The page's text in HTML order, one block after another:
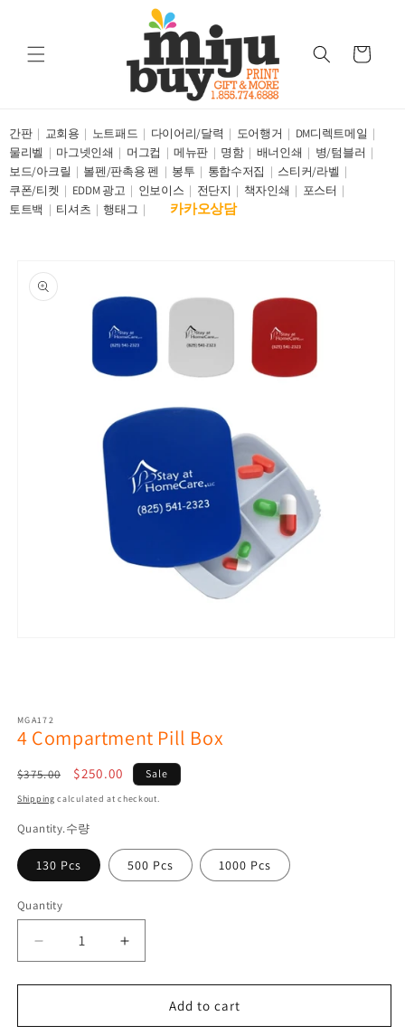
Cart
간판 교회용 노트패드 다이어리/달력 도어행거
DM디렉트메일
물리벨
마그넷인쇄 머그컵 메뉴판 명함 배너인쇄
병/텀블러
보드/아크릴
볼펜/판촉용 펜 봉투 통합수저집
스티커/라벨
쿠폰/티켓
EDDM 광고 인보이스 전단지 책자인쇄
포스터
토트백
티셔츠 행태그 카카오상담
product
information
MGA172
4 Compartment Pill Box
Regular
price
$375.00
Sale
price
$250.00 Sale
Shipping calculated at checkout.
Quantity.수량
130 Pcs 500 Pcs 1000 Pcs
Quantity
Quantity
Decrease
quantity
for
Compartment
Increase
quantity
for
Compartment
Add to cart